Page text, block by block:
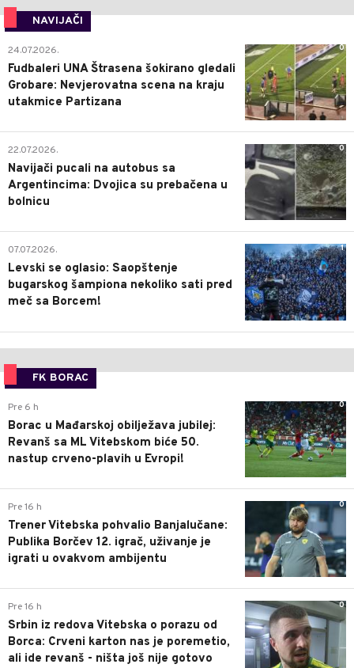
NAVIJAČI
0
24.07.2026.
Fudbaleri UNA Štrasena šokirano gledali
Grobare: Nevjerovatna scena na kraju
utakmice Partizana
0
22.07.2026.
Navijači pucali na autobus sa
Argentincima: Dvojica su prebačena u
bolnicu
1
07.07.2026.
Levski se oglasio: Saopštenje
bugarskog šampiona nekoliko sati pred
meč sa Borcem!
FK BORAC
0
Pre 6 h
Borac u Mađarskoj obilježava jubilej:
Revanš sa ML Vitebskom biće 50.
nastup crveno-plavih u Evropi!
0
Pre 16 h
Trener Vitebska pohvalio Banjalučane:
Publika Borčev 12. igrač, uživanje je
igrati u ovakvom ambijentu
0
Pre 16 h
Srbin iz redova Vitebska o porazu od
Borca: Crveni karton nas je poremetio,
ali ide revanš - ništa još nije gotovo